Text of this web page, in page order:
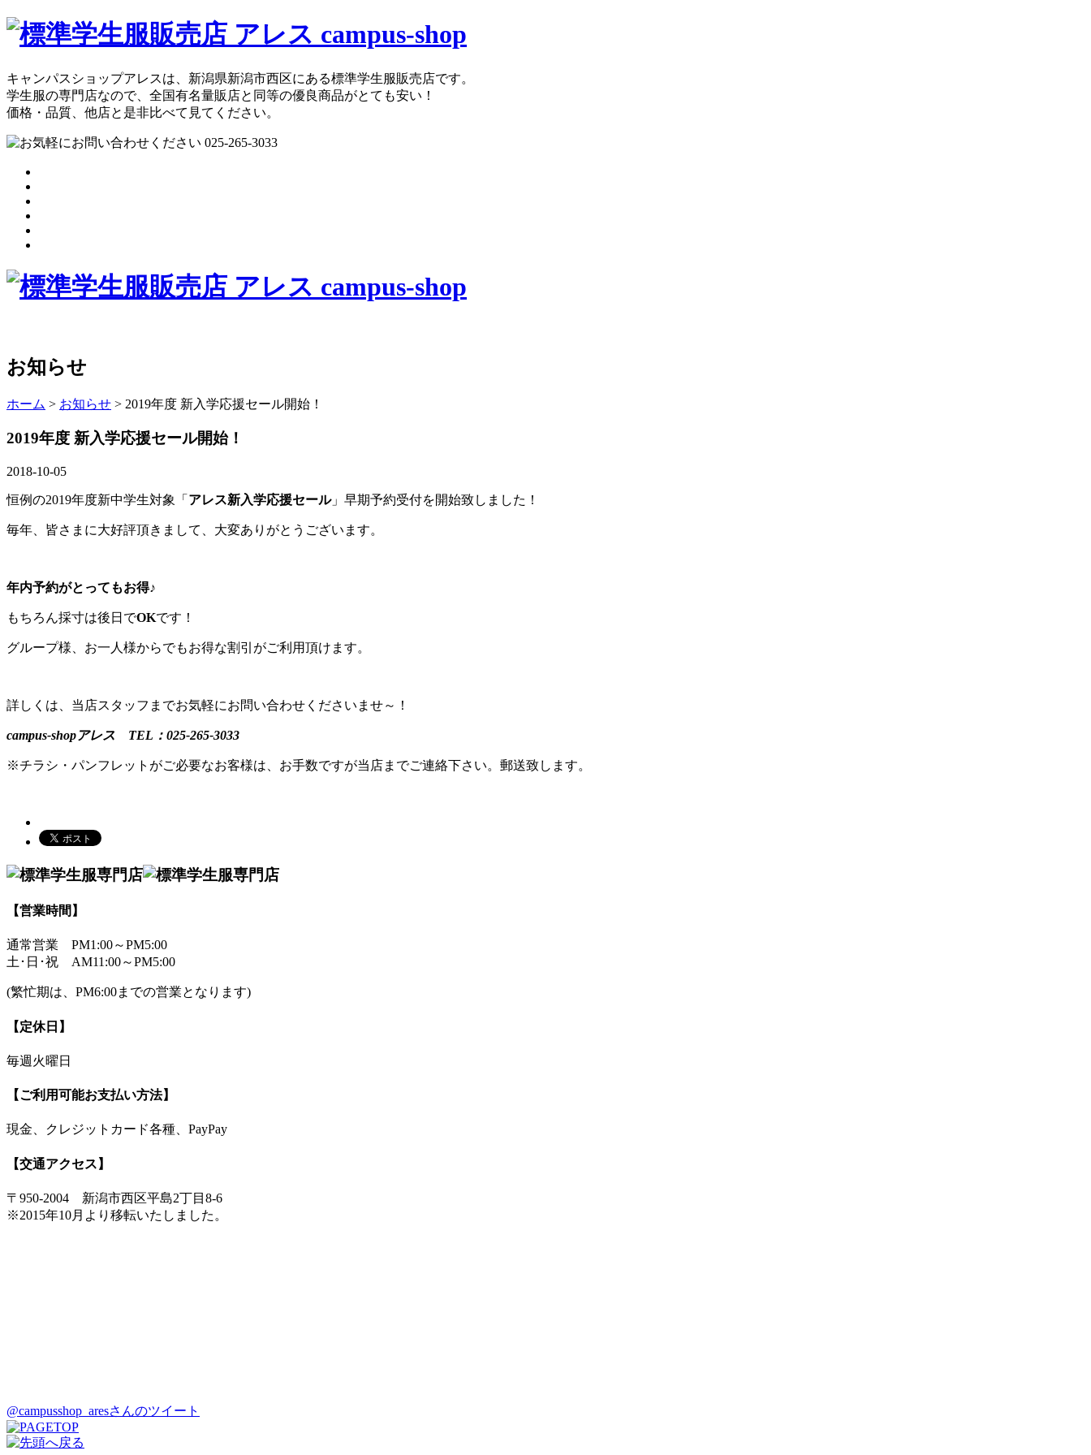
キャンパスショップアレスは、新潟県新潟市西区にある標準学生服販売店です。
学生服の専門店なので、全国有名量販店と同等の優良商品がとても安い！
価格・品質、他店と是非比べて見てください。
お知らせ
ホーム > お知らせ > 2019年度 新入学応援セール開始！
2019年度 新入学応援セール開始！
2018-10-05
恒例の2019年度新中学生対象「 アレス新入学応援セール」早期予約受付を開始致しました！
毎年、皆さまに大好評頂きまして、大変ありがとうございます。
年内予約がとってもお得♪
もちろん採寸は後日でOKです！
グループ様、お一人様からでもお得な割引がご利用頂けます。
詳しくは、当店スタッフまでお気軽にお問い合わせくださいませ～！
campus-shopアレス TEL：025-265-3033
※チラシ・パンフレットがご必要なお客様は、お手数ですが当店までご連絡下さい。郵送致します。
【営業時間】
通常営業 PM1:00～PM5:00
土･日･祝 AM11:00～PM5:00
(繁忙期は、PM6:00までの営業となります)
【定休日】
毎週火曜日
【ご利用可能お支払い方法】
現金、クレジットカード各種、PayPay
【交通アクセス】
〒950-2004 新潟市西区平島2丁目8-6
※2015年10月より移転いたしました。
@campusshop_aresさんのツイート